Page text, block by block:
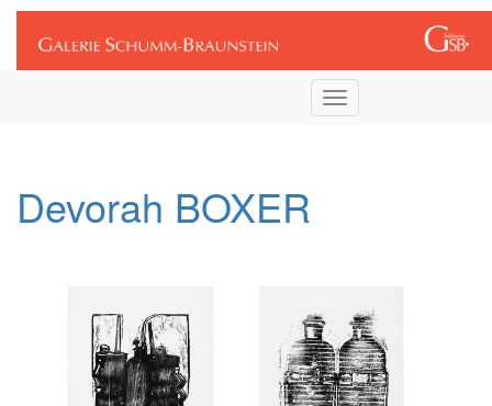
Toggle
navigation
Devorah BOXER